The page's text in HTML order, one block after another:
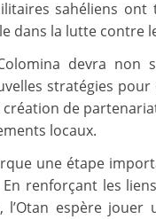
sahéliens
dans la lutte contre
devra non
stratégies
création de
locaux.
une étape
renforçant les
l’Otan espère